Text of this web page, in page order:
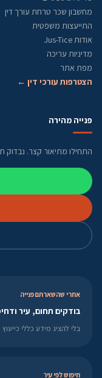
מחשבון שכר טרחת עורך דין
התייעצות משפטית
אודות Jus-Tice
מדיניות עריכה
מפת אתר
הצטרפות עורכי דין ←
פנייה מהירה
התחילו מתיאור קצר. נבדוק
אחרי שהשארתם פנייה
בודקים תחום, עיר
בלי להציג מידע כללי
חיפוש לפי עיר